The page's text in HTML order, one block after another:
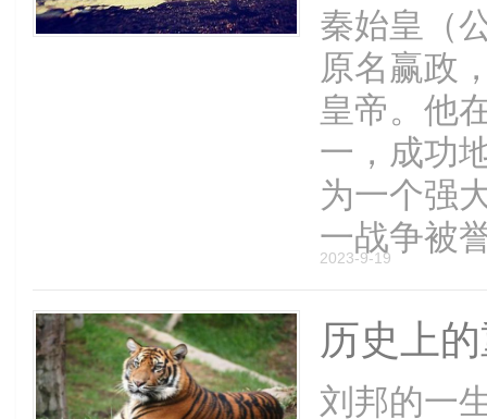
秦始皇（
原名赢政
皇帝。他
一，成功
为一个强
一战争被
2023-9-19
历史上
刘邦的一